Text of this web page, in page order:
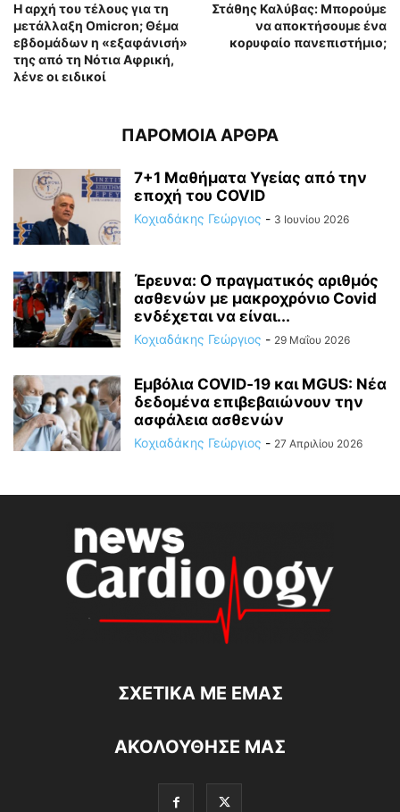
Η αρχή του τέλους για τη
μετάλλαξη Omicron; Θέμα
εβδομάδων η «εξαφάνισή»
της από τη Νότια Αφρική,
λένε οι ειδικοί
Στάθης Καλύβας: Μπορούμε
να αποκτήσουμε ένα
κορυφαίο πανεπιστήμιο;
ΠΑΡΟΜΟΙΑ ΑΡΘΡΑ
7+1 Μαθήματα Υγείας από την
εποχή του COVID
Κοχιαδάκης Γεώργιος - 3 Ιουνίου 2026
Έρευνα: Ο πραγματικός αριθμός
ασθενών με μακροχρόνιο Covid
ενδέχεται να είναι...
Κοχιαδάκης Γεώργιος - 29 Μαΐου 2026
Εμβόλια COVID‑19 και MGUS: Νέα
δεδομένα επιβεβαιώνουν την
ασφάλεια ασθενών
Κοχιαδάκης Γεώργιος - 27 Απριλίου 2026
ΣΧΕΤΙΚΆ ΜΕ ΕΜΆΣ
ΑΚΟΛΟΥΘΗΣΕ ΜΑΣ